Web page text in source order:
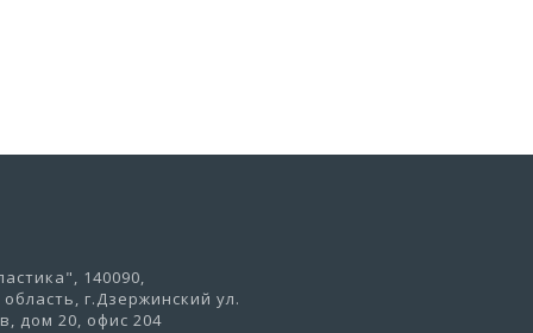
140090,
г.Дзержинский ул.
дом 20, офис 204